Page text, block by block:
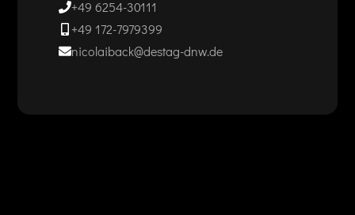
+49 6254-30111
+49 172-7979399
nicolaiback@destag-dnw.de